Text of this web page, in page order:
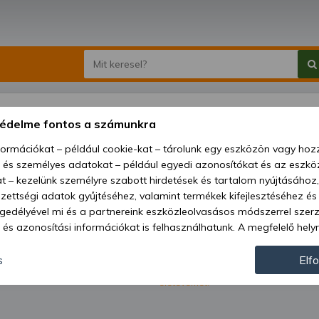
Kapni szeretném a Kelet-Agro Kft.
hírlevélben. Megerősítem, hogy
fontos a számunkra
– például cookie-kat – tárolunk egy eszközön vagy
személyes adatokat – például egyedi azonosítókat és az
– kezelünk személyre szabott hirdetések és tartalom
adatok gyűjtéséhez, valamint termékek kifejlesztéséhez
mi és a partnereink eszközleolvasásos módszerrel
azonosítási információkat is felhasználhatunk. A megfelelő
mi és a partnereink a fent leírtak szerint adatkezelést
megadása vagy elutasítása előtt részletesebb
Felhívjuk figyelmét, hogy személyes adatainak bizonyos
Ön hozzájárulása, de jogában áll tiltakozni az ilyen jellegű